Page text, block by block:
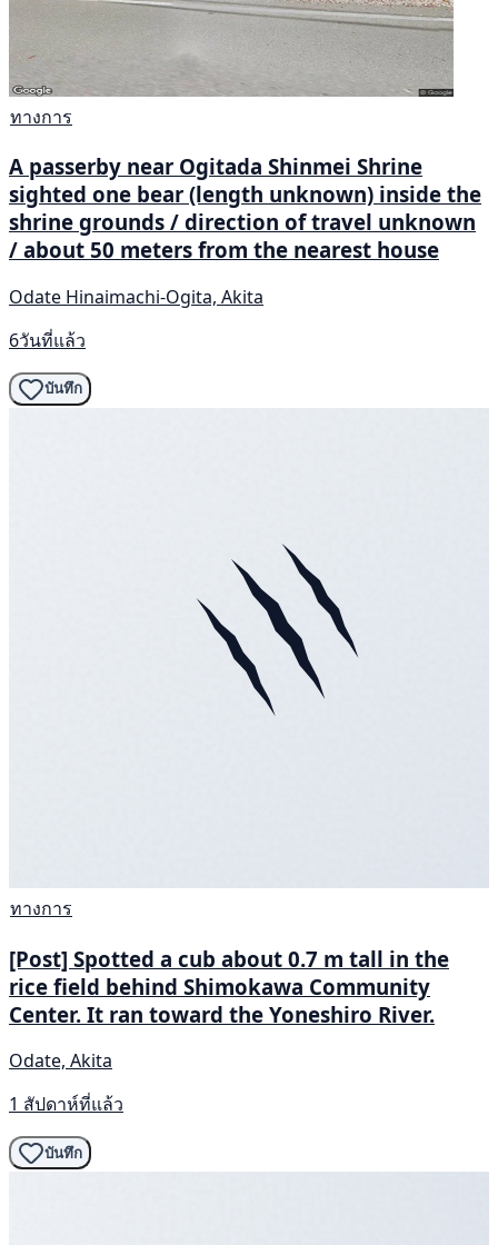
ทางการ
A passerby near Ogitada Shinmei Shrine
sighted one bear (length unknown) inside the
shrine grounds / direction of travel unknown
/ about 50 meters from the nearest house
Odate Hinaimachi-Ogita, Akita
6วันที่แล้ว
บันทึก
ทางการ
[Post] Spotted a cub about 0.7 m tall in the
rice field behind Shimokawa Community
Center. It ran toward the Yoneshiro River.
Odate, Akita
1 สัปดาห์ที่แล้ว
บันทึก